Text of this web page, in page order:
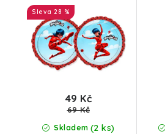
28 %
Skladem (2 ks)
49 Kč
69 Kč